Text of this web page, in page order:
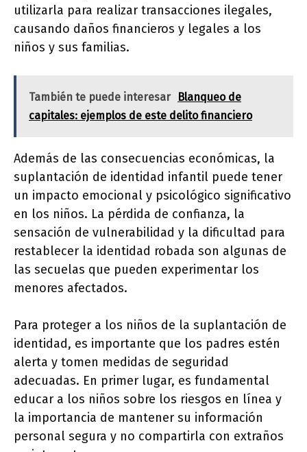
utilizarla para realizar transacciones ilegales,
causando daños financieros y legales a los
niños y sus familias.
También te puede interesar
Blanqueo de
capitales: ejemplos de este delito financiero
Además de las consecuencias económicas, la
suplantación de identidad infantil puede tener
un impacto emocional y psicológico significativo
en los niños. La pérdida de confianza, la
sensación de vulnerabilidad y la dificultad para
restablecer la identidad robada son algunas de
las secuelas que pueden experimentar los
menores afectados.
Para proteger a los niños de la suplantación de
identidad, es importante que los padres estén
alerta y tomen medidas de seguridad
adecuadas. En primer lugar, es fundamental
educar a los niños sobre los riesgos en línea y
la importancia de mantener su información
personal segura y no compartirla con extraños